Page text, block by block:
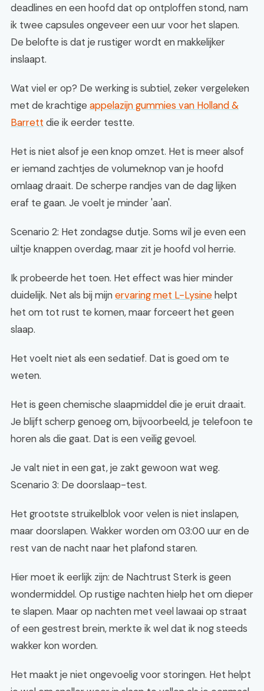
deadlines en een hoofd dat op ontploffen stond, nam
ik twee capsules ongeveer een uur voor het slapen.
De belofte is dat je rustiger wordt en makkelijker
inslaapt.
Wat viel er op? De werking is subtiel, zeker vergeleken
met de krachtige appelazijn gummies van Holland &
Barrett die ik eerder testte.
Het is niet alsof je een knop omzet. Het is meer alsof
er iemand zachtjes de volumeknop van je hoofd
omlaag draait. De scherpe randjes van de dag lijken
eraf te gaan. Je voelt je minder 'aan'.
Scenario 2: Het zondagse dutje. Soms wil je even een
uiltje knappen overdag, maar zit je hoofd vol herrie.
Ik probeerde het toen. Het effect was hier minder
duidelijk. Net als bij mijnervaring met L-Lysinehelpt
het om tot rust te komen, maar forceert het geen
slaap.
Het voelt niet als een sedatief. Dat is goed om te
weten.
Het is geen chemische slaapmiddel die je eruit draait.
Je blijft scherp genoeg om, bijvoorbeeld, je telefoon te
horen als die gaat. Dat is een veilig gevoel.
Je valt niet in een gat, je zakt gewoon wat weg.
Scenario 3: De doorslaap-test.
Het grootste struikelblok voor velen is niet inslapen,
maar doorslapen. Wakker worden om 03:00 uur en de
rest van de nacht naar het plafond staren.
Hier moet ik eerlijk zijn: de Nachtrust Sterk is geen
wondermiddel. Op rustige nachten hielp het om dieper
te slapen. Maar op nachten met veel lawaai op straat
of een gestrest brein, merkte ik wel dat ik nog steeds
wakker kon worden.
Het maakt je niet ongevoelig voor storingen. Het helpt